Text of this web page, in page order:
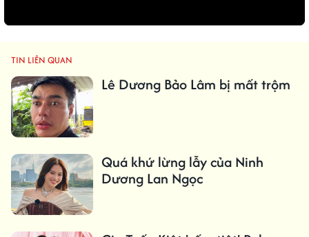
TIN LIÊN QUAN
Lê Dương Bảo Lâm bị mất trộm
Quá khứ lừng lẫy của Ninh
Dương Lan Ngọc